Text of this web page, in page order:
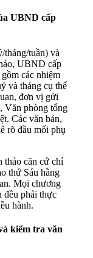
UBND cấp
tháng/tuần) và
UBND cấp
các nhiệm
và tháng cụ thể
đơn vị gửi
Văn phòng tổng
Các văn bản,
rõ đầu mối phụ
thảo căn cứ chỉ
thứ Sáu hằng
Mọi chương
đều phải thực
hành.
kiểm tra văn